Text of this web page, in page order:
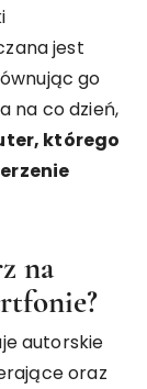
jest
go
na co dzień,
którego
na
autorskie
oraz